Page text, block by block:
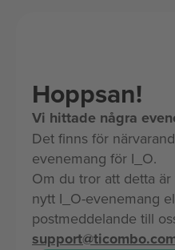
Hoppsan!
Vi hittade några
Det finns för
evenemang för I_O.
Om du tror att detta
nytt I_O-evenemang
postmeddelande till